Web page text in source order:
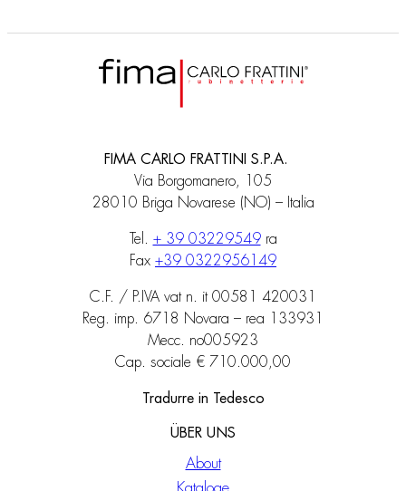
FIMA CARLO FRATTINI S.P.A.
Via Borgomanero, 105
28010 Briga Novarese (NO) – Italia
Tel. + 39 03229549ra
Fax +39 0322956149
C.F. / P.IVA vat n. it 00581 420031
Reg. imp. 6718 Novara – rea 133931
Mecc. no005923
Cap. sociale € 710.000,00
Tradurre in Tedesco
ÜBER UNS
About